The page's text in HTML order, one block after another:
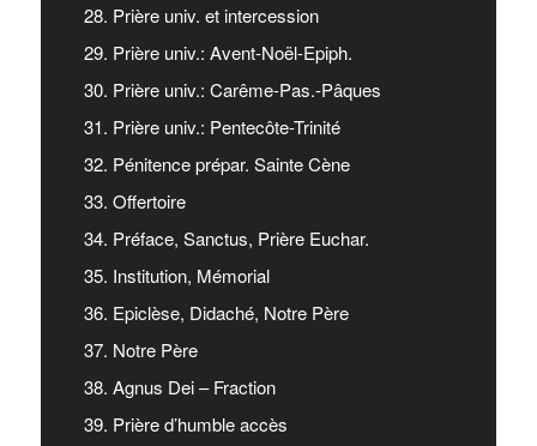
28. Prière univ. et intercession
29. Prière univ.: Avent-Noël-Epiph.
30. Prière univ.: Carême-Pas.-Pâques
31. Prière univ.: Pentecôte-Trinité
32. Pénitence prépar. Sainte Cène
33. Offertoire
34. Préface, Sanctus, Prière Euchar.
35. Institution, Mémorial
36. Epiclèse, Didaché, Notre Père
37. Notre Père
38. Agnus Dei – Fraction
39. Prière d’humble accès